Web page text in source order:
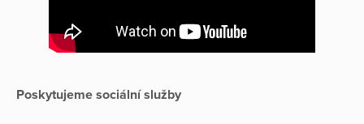
Poskytujeme sociální služby